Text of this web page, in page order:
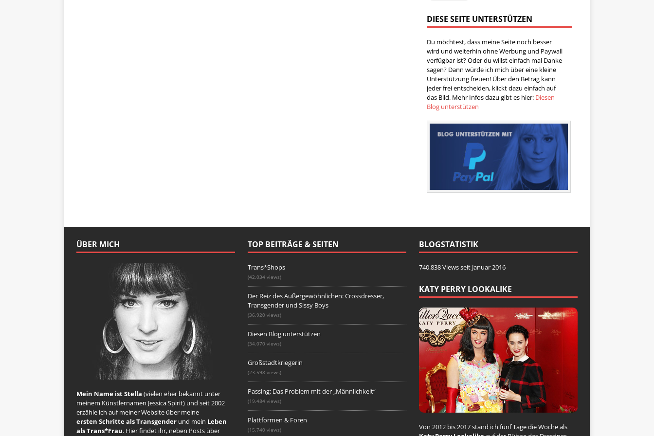
DIESE SEITE UNTERSTÜTZEN
Du möchtest, dass meine Seite noch besser
wird und weiterhin ohne Werbung und Paywall
verfügbar ist? Oder du willst einfach mal Danke
sagen? Dann würde ich mich über eine kleine
Unterstützung freuen! Über den Betrag kann
jeder frei entscheiden, klickt dazu einfach auf
das Bild. Mehr Infos dazu gibt es hier: Diesen
Blog unterstützen
ÜBER MICH
Mein Name ist Stella (vielen eher bekannt unter
meinem Künstlernamen Jessica Spirit) und seit 2002
erzähle ich auf meiner Website über meine
ersten Schritte als Transgender und mein Leben
als Trans*Frau. Hier findet ihr, neben Posts über
TOP BEITRÄGE & SEITEN
Trans*Shops
(42.034 views)
Der Reiz des Außergewöhnlichen: Crossdresser,
Transgender und Sissy Boys
(36.920 views)
Diesen Blog unterstützen
(34.070 views)
Großstadtkriegerin
(23.598 views)
Passing: Das Problem mit der „Männlichkeit“
(19.484 views)
Plattformen & Foren
(15.740 views)
BLOGSTATISTIK
740.838 Views seit Januar 2016
KATY PERRY LOOKALIKE
Von 2012 bis 2017 stand ich fünf Tage die Woche als